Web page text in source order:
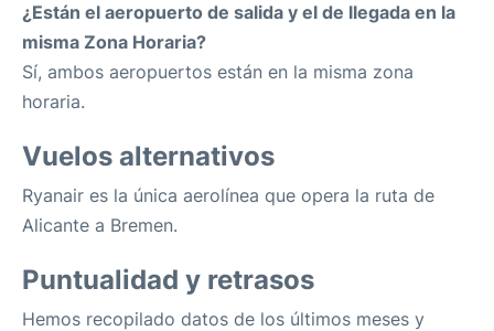
¿Están el aeropuerto de salida y el de llegada en la
misma Zona Horaria?
Sí, ambos aeropuertos están en la misma zona
horaria.
Vuelos alternativos
Ryanair es la única aerolínea que opera la ruta de
Alicante a Bremen.
Puntualidad y retrasos
Hemos recopilado datos de los últimos meses y